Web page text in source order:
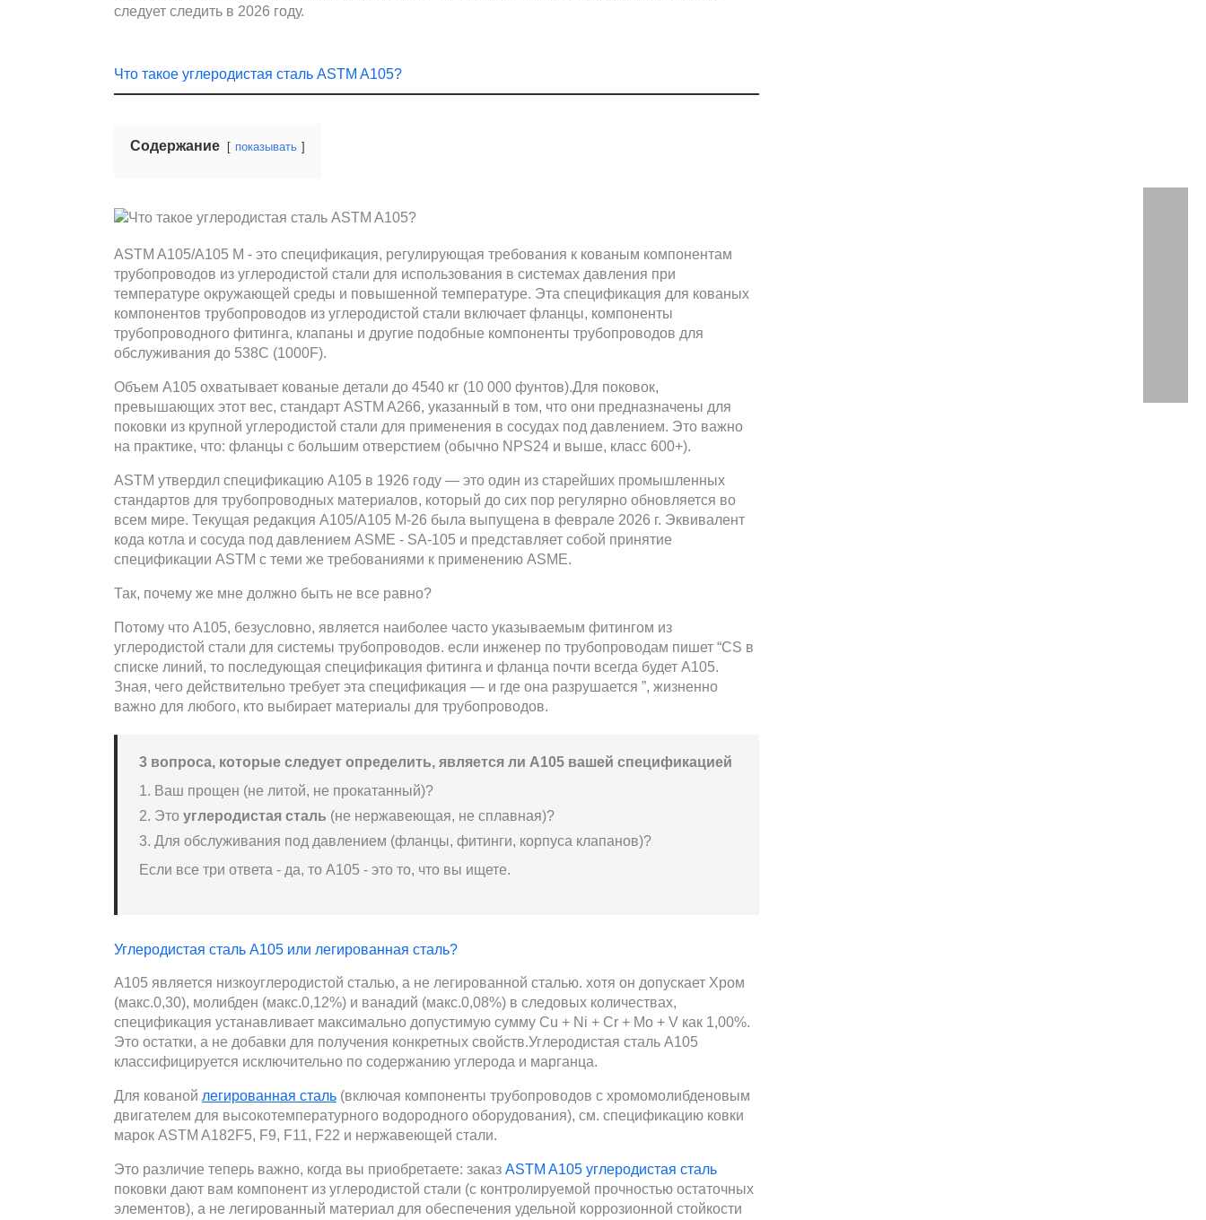
следует следить в 2026 году.
Что такое углеродистая сталь ASTM A105?
Содержание показывать
ASTM A105/A105 M - это спецификация, регулирующая требования к кованым компонентам
трубопроводов из углеродистой стали для использования в системах давления при
температуре окружающей среды и повышенной температуре. Эта спецификация для кованых
компонентов трубопроводов из углеродистой стали включает фланцы, компоненты
трубопроводного фитинга, клапаны и другие подобные компоненты трубопроводов для
обслуживания до 538C (1000F).
Объем A105 охватывает кованые детали до 4540 кг (10 000 фунтов).Для поковок,
превышающих этот вес, стандарт ASTM A266, указанный в том, что они предназначены для
поковки из крупной углеродистой стали для применения в сосудах под давлением. Это важно
на практике, что: фланцы с большим отверстием (обычно NPS24 и выше, класс 600+).
ASTM утвердил спецификацию A105 в 1926 году — это один из старейших промышленных
стандартов для трубопроводных материалов, который до сих пор регулярно обновляется во
всем мире. Текущая редакция A105/A105 M-26 была выпущена в феврале 2026 г. Эквивалент
кода котла и сосуда под давлением ASME - SA-105 и представляет собой принятие
спецификации ASTM с теми же требованиями к применению ASME.
Так, почему же мне должно быть не все равно?
Потому что A105, безусловно, является наиболее часто указываемым фитингом из
углеродистой стали для системы трубопроводов. если инженер по трубопроводам пишет “CS в
списке линий, то последующая спецификация фитинга и фланца почти всегда будет A105.
Зная, чего действительно требует эта спецификация — и где она разрушается ”, жизненно
важно для любого, кто выбирает материалы для трубопроводов.
3 вопроса, которые следует определить, является ли A105 вашей спецификацией
1. Ваш прощен (не литой, не прокатанный)?
2. Это углеродистая сталь (не нержавеющая, не сплавная)?
3. Для обслуживания под давлением (фланцы, фитинги, корпуса клапанов)?
Если все три ответа - да, то А105 - это то, что вы ищете.
Углеродистая сталь А105 или легированная сталь?
А105 является низкоуглеродистой сталью, а не легированной сталью. хотя он допускает Хром
(макс.0,30), молибден (макс.0,12%) и ванадий (макс.0,08%) в следовых количествах,
спецификация устанавливает максимально допустимую сумму Cu + Ni + Cr + Mo + V как 1,00%.
Это остатки, а не добавки для получения конкретных свойств.Углеродистая сталь A105
классифицируется исключительно по содержанию углерода и марганца.
Для кованой легированная сталь (включая компоненты трубопроводов с хромомолибденовым
двигателем для высокотемпературного водородного оборудования), см. спецификацию ковки
марок ASTM A182F5, F9, F11, F22 и нержавеющей стали.
Это различие теперь важно, когда вы приобретаете: заказ ASTM A105 углеродистая сталь
поковки дают вам компонент из углеродистой стали (с контролируемой прочностью остаточных
элементов), а не легированный материал для обеспечения удельной коррозионной стойкости